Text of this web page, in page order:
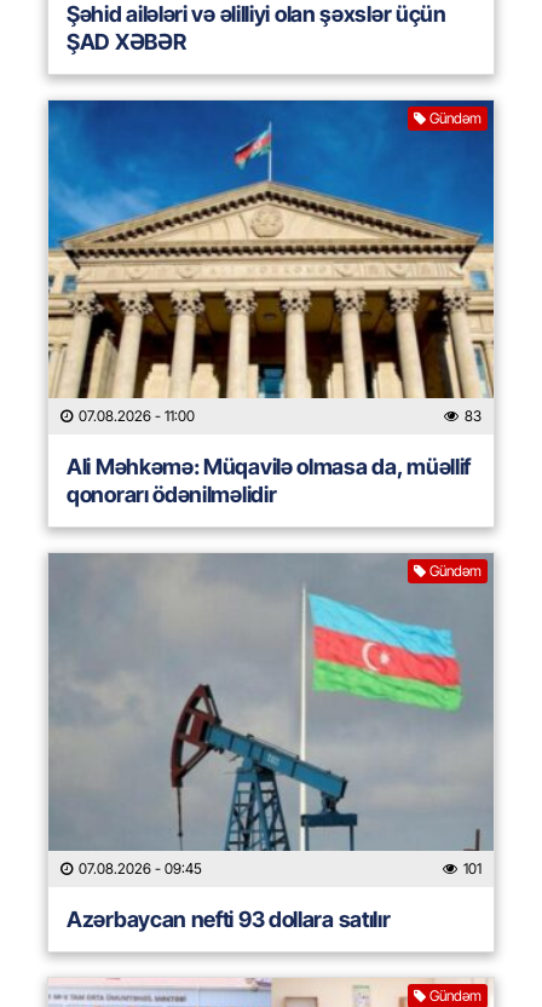
Şəhid ailələri və əlilliyi olan şəxslər üçün
ŞAD XƏBƏR
Gündəm
07.08.2026 - 11:00 83
Ali Məhkəmə: Müqavilə olmasa da, müəllif
qonorarı ödənilməlidir
Gündəm
07.08.2026 - 09:45 101
Azərbaycan nefti 93 dollara satılır
Gündəm